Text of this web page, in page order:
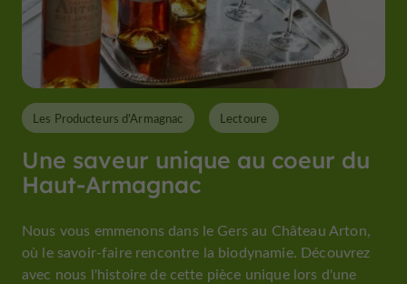
Une saveur unique au coeur du
Haut-Armagnac
Les Producteurs d'Armagnac Lectoure
Nous vous emmenons dans le Gers au Château Arton,
où le savoir-faire rencontre la biodynamie. Découvrez
avec nous l'histoire de cette pièce unique lors d'une